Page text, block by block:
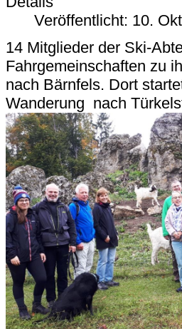
Veröffentlicht: 10.
14 Mitglieder der Ski-
Fahrgemeinschaften zu
nach Bärnfels. Dort
Wanderung nach